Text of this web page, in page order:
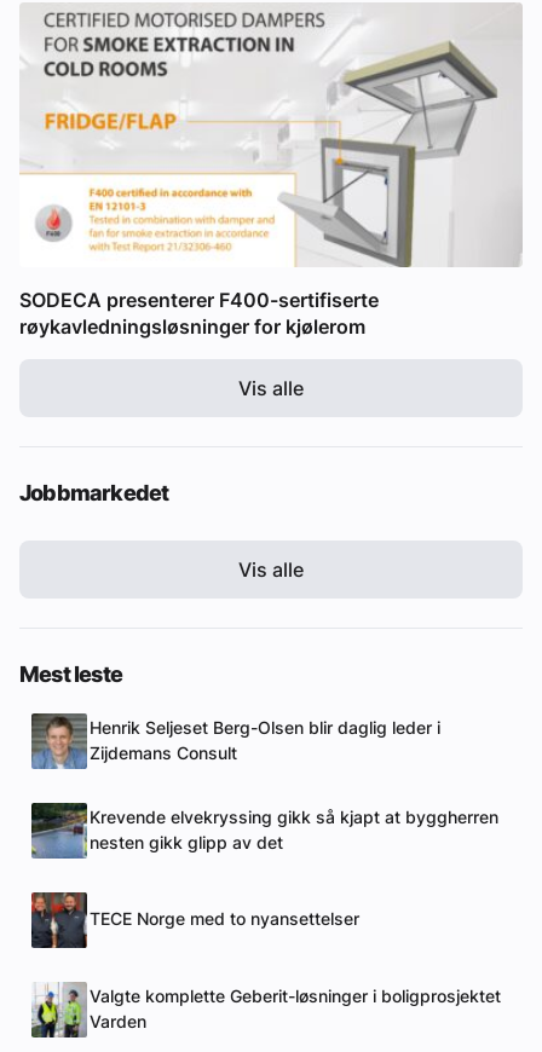
SODECA presenterer F400-sertifiserte
røykavledningsløsninger for kjølerom
Vis alle
Jobbmarkedet
Vis alle
Mest leste
Henrik Seljeset Berg-Olsen blir daglig leder i
Zijdemans Consult
Krevende elvekryssing gikk så kjapt at byggherren
nesten gikk glipp av det
TECE Norge med to nyansettelser
Valgte komplette Geberit-løsninger i boligprosjektet
Varden